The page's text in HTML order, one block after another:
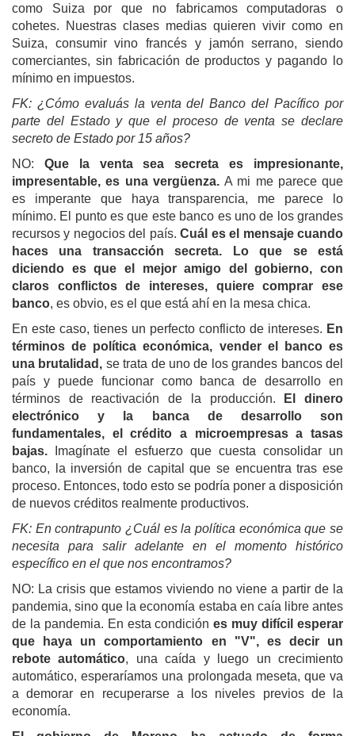
como Suiza por que no fabricamos computadoras o
cohetes. Nuestras clases medias quieren vivir como en
Suiza, consumir vino francés y jamón serrano, siendo
comerciantes, sin fabricación de productos y pagando lo
mínimo en impuestos.
FK: ¿Cómo evaluás la venta del Banco del Pacífico por
parte del Estado y que el proceso de venta se declare
secreto de Estado por 15 años?
NO: Que la venta sea secreta es impresionante,
impresentable, es una vergüenza. A mi me parece que
es imperante que haya transparencia, me parece lo
mínimo. El punto es que este banco es uno de los grandes
recursos y negocios del país.Cuál es el mensaje cuando
haces una transacción secreta.
Lo que se está
diciendo es que el mejor amigo del gobierno, con
claros conflictos de intereses, quiere comprar ese
banco, es obvio, es el que está ahí en la mesa chica.
En este caso, tienes un perfecto conflicto de intereses. En
términos de política económica, vender el banco es
una brutalidad, se trata de uno de los grandes bancos del
país y puede funcionar como banca de desarrollo en
términos de reactivación de la producción.
El dinero
electrónico y la banca de desarrollo son
fundamentales, el crédito a microempresas a tasas
bajas.
Imagínate el esfuerzo que cuesta consolidar un
banco, la inversión de capital que se encuentra tras ese
proceso. Entonces, todo esto se podría poner a disposición
de nuevos créditos realmente productivos.
FK: En contrapunto¿Cuál es la política económica que se
necesita para salir adelante en el momento histórico
específico en el que nos encontramos?
NO: La crisis que estamos viviendo no viene a partir de la
pandemia, sino que la economía estaba en caía libre antes
de la pandemia. En esta condiciónes muy difícil esperar
que haya un comportamiento en "V", es decir un
rebote automático, una caída y luego un crecimiento
automático, esperaríamos una prolongada meseta, que va
a demorar en recuperarse a los niveles previos de la
economía.